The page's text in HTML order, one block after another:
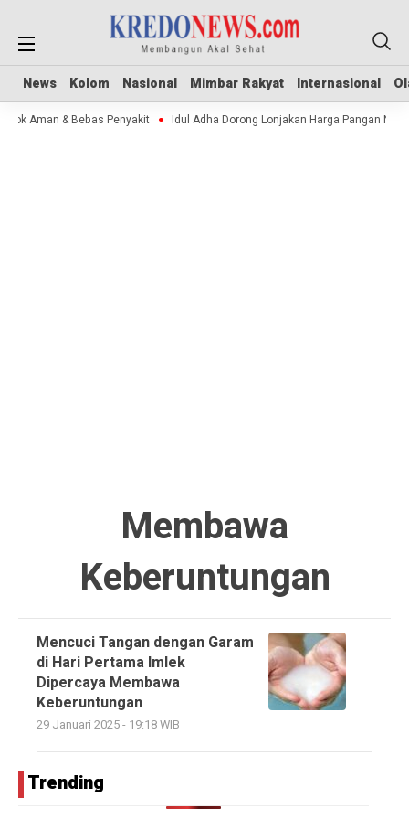
News Kolom Nasional Mimbar Rakyat Internasional
News Kolom Nasional Mimbar Rakyat Internasional
Aman & Bebas Penyakit Idul Adha Dorong Lonjakan Harga Pangan
Membawa
Keberuntungan
Mencuci Tangan dengan Garam
di Hari Pertama Imlek
Dipercaya Membawa
Keberuntungan
29 Januari 2025 - 19:18 WIB
Trending